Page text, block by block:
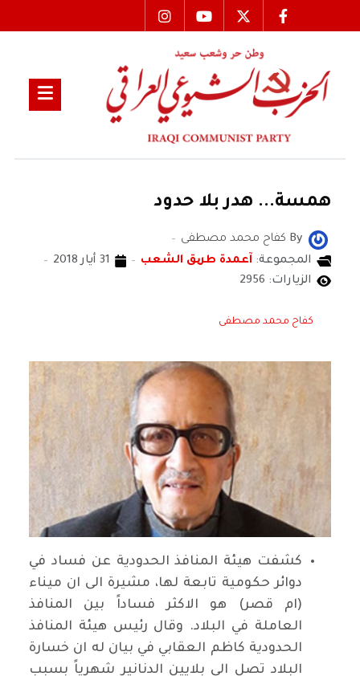
همسة... هدر بلا حدود
By كفاح محمد مصطفى
المجموعة: آعمدة طریق الشعب
31 أيار 2018
الزيارات: 2956
كفاح محمد مصطفى
كشفت هيئة المنافذ الحدودية عن فساد في
دوائر حكومية تابعة لها، مشيرة الى ان ميناء
(ام قصر) هو الاكثر فساداً بين المنافذ
العاملة في البلاد. وقال رئيس هيئة المنافذ
الحدودية كاظم العقابي في بيان له ان خسارة
البلاد تصل الى بلايين الدنانير شهرياً بسبب